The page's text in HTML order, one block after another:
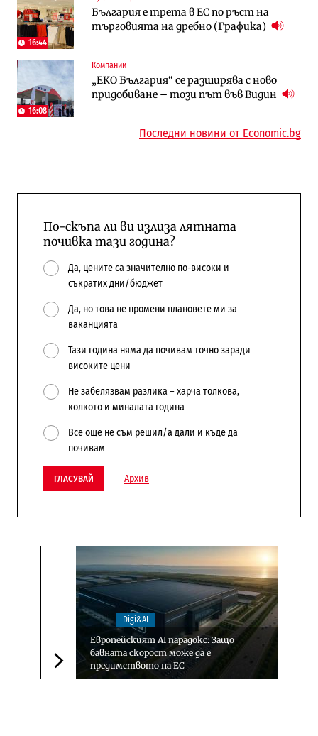
16:44
България е трета в ЕС по ръст на
търговията на дребно (Графика)
16:08
Компании
„ЕКО България“ се разширява с ново
придобиване – този път във Видин
Трафикът толкова е намалял, че големи
медии обмислят да се откажат
Публични финанси
Общините вече зависят от
централната власт за 75% от
Жилищата в България поскъпват при
намаляващо население и все повече
Компании
А1 отново е лидер при технологичните
компании и системните интегратори
Последни новини от Economic.bg
По-скъпа ли ви излиза лятната
почивка тази година?
Да, цените са значително по-високи и
съкратих дни/бюджет
Да, но това не промени плановете ми за
ваканцията
Тази година няма да почивам точно заради
високите цени
Не забелязвам разлика – харча толкова,
колкото и миналата година
Все още не съм решил/а дали и къде да
почивам
ГЛАСУВАЙ Архив
Следваща новина
Digi&AI
Европейският AI парадокс: Защо
бавната скорост може да е
предимството на ЕС